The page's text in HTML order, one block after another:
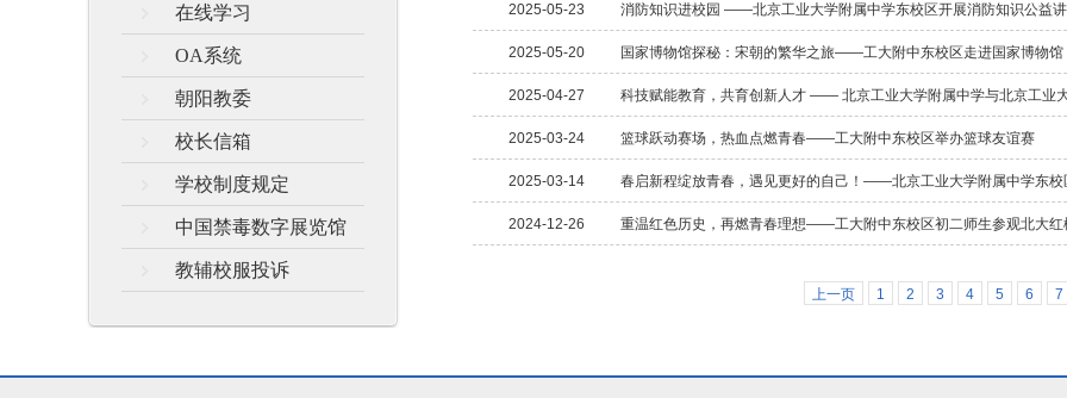
在线学习
OA系统
朝阳教委
校长信箱
学校制度规定
中国禁毒数字展览馆
教辅校服投诉
2025-05-23 消防知识进校园 ——北京工业大学附属中学东校区开展消防知识公益
2025-05-20 国家博物馆探秘：宋朝的繁华之旅——工大附中东校区走进国家博物馆
2025-04-27 科技赋能教育，共育创新人才 —— 北京工业大学附属中学与北京工业
2025-03-24 篮球跃动赛场，热血点燃青春——工大附中东校区举办篮球友谊赛
2025-03-14 春启新程绽放青春，遇见更好的自己！——北京工业大学附属中学东校
2024-12-26 重温红色历史，再燃青春理想——工大附中东校区初二师生参观北大红
上一页 1 2 3 4 5 6 7